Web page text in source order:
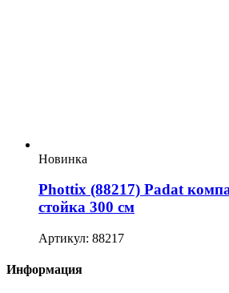
Новинка
Phottix (88217) Padat
стойка 300 см
Артикул: 88217
Информация